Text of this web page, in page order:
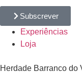
Subscrever
Experiências
Loja
Herdade Barranco do